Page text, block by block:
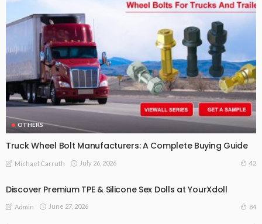
OTHERS
Truck Wheel Bolt Manufacturers: A Complete Buying Guide
Michael Carruth July 26, 2026 42
Discover Premium TPE & Silicone Sex Dolls at YourXdoll
Admin June 27, 2026 84